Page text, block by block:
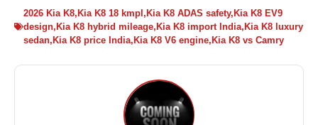
2026 Kia K8, Kia K8 18 kmpl , Kia K8 ADAS safety, Kia K8 EV9
design, Kia K8 hybrid mileage, Kia K8 import India, Kia K8 luxury
sedan, Kia K8 price India, Kia K8 V6 engine, Kia K8 vs Camry